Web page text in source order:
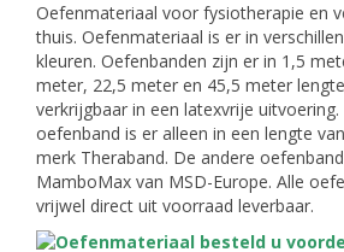
Oefenmateriaal voor fysiotherapie en
thuis. Oefenmateriaal is er in
kleuren. Oefenbanden zijn er in 1,5
meter, 22,5 meter en 45,5 meter
verkrijgbaar in een latexvrije
oefenband is er alleen in een lengte
merk Theraband. De andere
MamboMax van MSD-Europe. Alle
vrijwel direct uit voorraad leverbaar.